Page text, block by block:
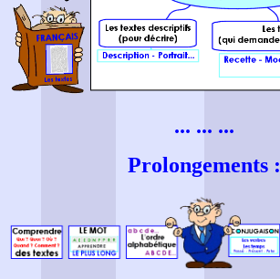
... ... ...
Prolongements :